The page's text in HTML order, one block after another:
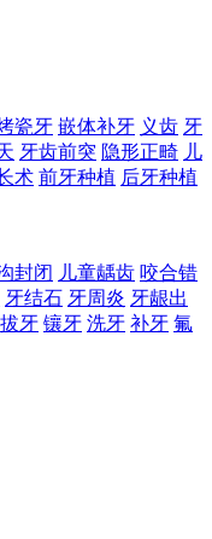
瓷牙 嵌体补牙 义齿 牙
牙齿前突 隐形正畸 儿
术 前牙种植 后牙种植
封闭 儿童龋齿 咬合错
牙结石 牙周炎 牙龈出
拔牙 镶牙 洗牙 补牙 氟